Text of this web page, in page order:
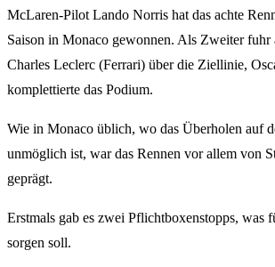
McLaren-Pilot Lando Norris hat das achte
Saison in Monaco gewonnen. Als Zweiter fuhr
Charles Leclerc (Ferrari) über die Ziellinie,
komplettierte das Podium.
Wie in Monaco üblich, wo das Überholen auf
unmöglich ist, war das Rennen vor allem von
geprägt.
Erstmals gab es zwei Pflichtboxenstopps, was
sorgen soll.